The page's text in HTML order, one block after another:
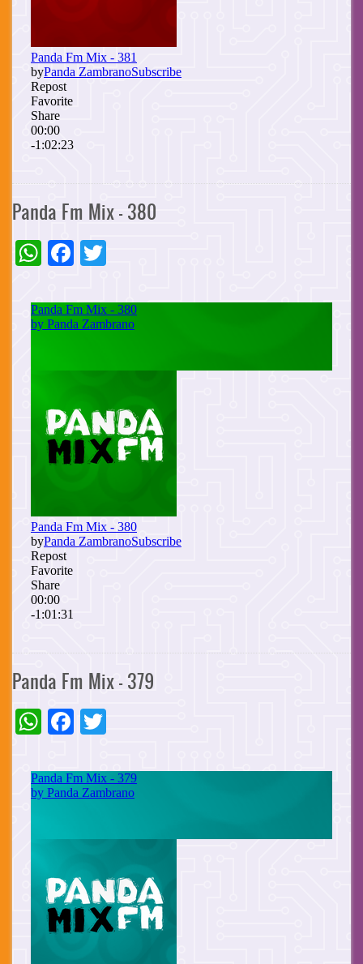
Panda Fm Mix - 380
WhatsApp
Facebook
Panda Fm Mix - 379
WhatsApp
Facebook